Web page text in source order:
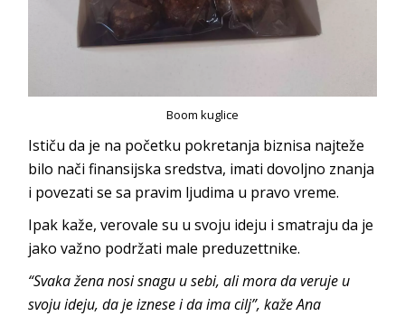
Boom kuglice
Ističu da je na početku pokretanja biznisa najteže
bilo nači finansijska sredstva, imati dovoljno znanja
i povezati se sa pravim ljudima u pravo vreme.
Ipak kaže, verovale su u svoju ideju i smatraju da je
jako važno podržati male preduzettnike.
“Svaka žena nosi snagu u sebi, ali mora da veruje u
svoju ideju, da je iznese i da ima cilj”, kaže Ana